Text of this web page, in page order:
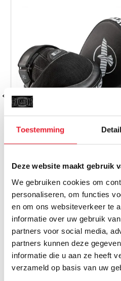
Toestemming
Deze website maakt gebruik
We gebruiken cookies om
personaliseren, om functies
en om ons websiteverkeer te
informatie over uw gebruik
partners voor social media,
partners kunnen deze
informatie die u aan ze heeft
verzameld op basis van uw
Handpads Hayabusa PTS3
€84.99
MAAK JE AANKOOP NOG BETER